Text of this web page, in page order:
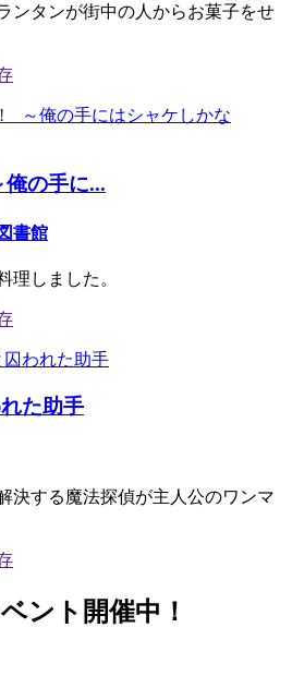
ンタンが街中の人からお菓子をせ
の手に...
書館
理しました。
た助手
決する魔法探偵が主人公のワンマ
ント開催中！